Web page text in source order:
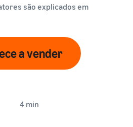
são explicados em
a vender
4 min